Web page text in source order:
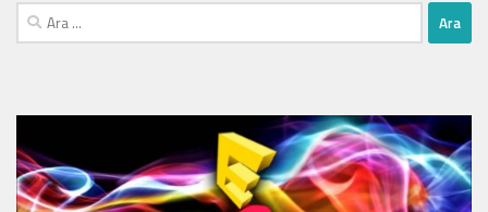
Arama: